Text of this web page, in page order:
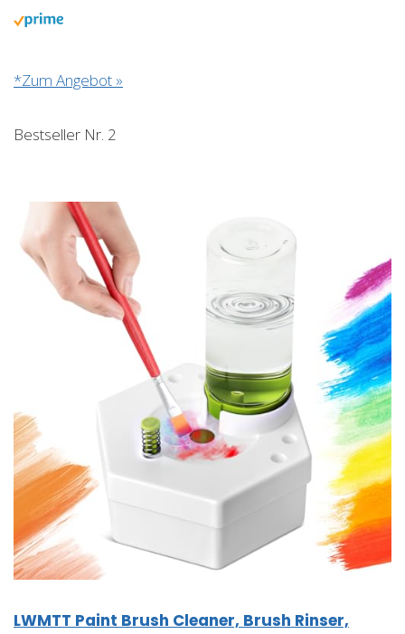
*Zum Angebot »
Bestseller Nr. 2
LWMTT Paint Brush Cleaner, Brush Rinser,